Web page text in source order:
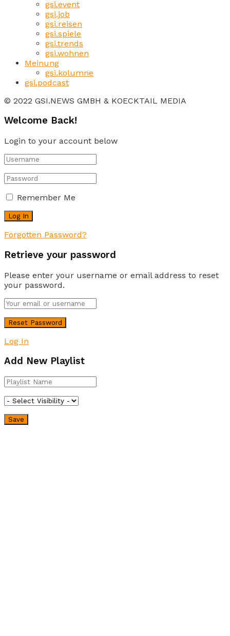
gsi.event
gsi.job
gsi.reisen
gsi.spiele
gsi.trends
gsi.wohnen
Meinung
gsi.kolumne
gsi.podcast
© 2022 GSI.NEWS GMBH & KOECKTAIL MEDIA
Welcome Back!
Login to your account below
Remember Me
Forgotten Password?
Retrieve your password
Please enter your username or email address to reset
your password.
Log In
Add New Playlist